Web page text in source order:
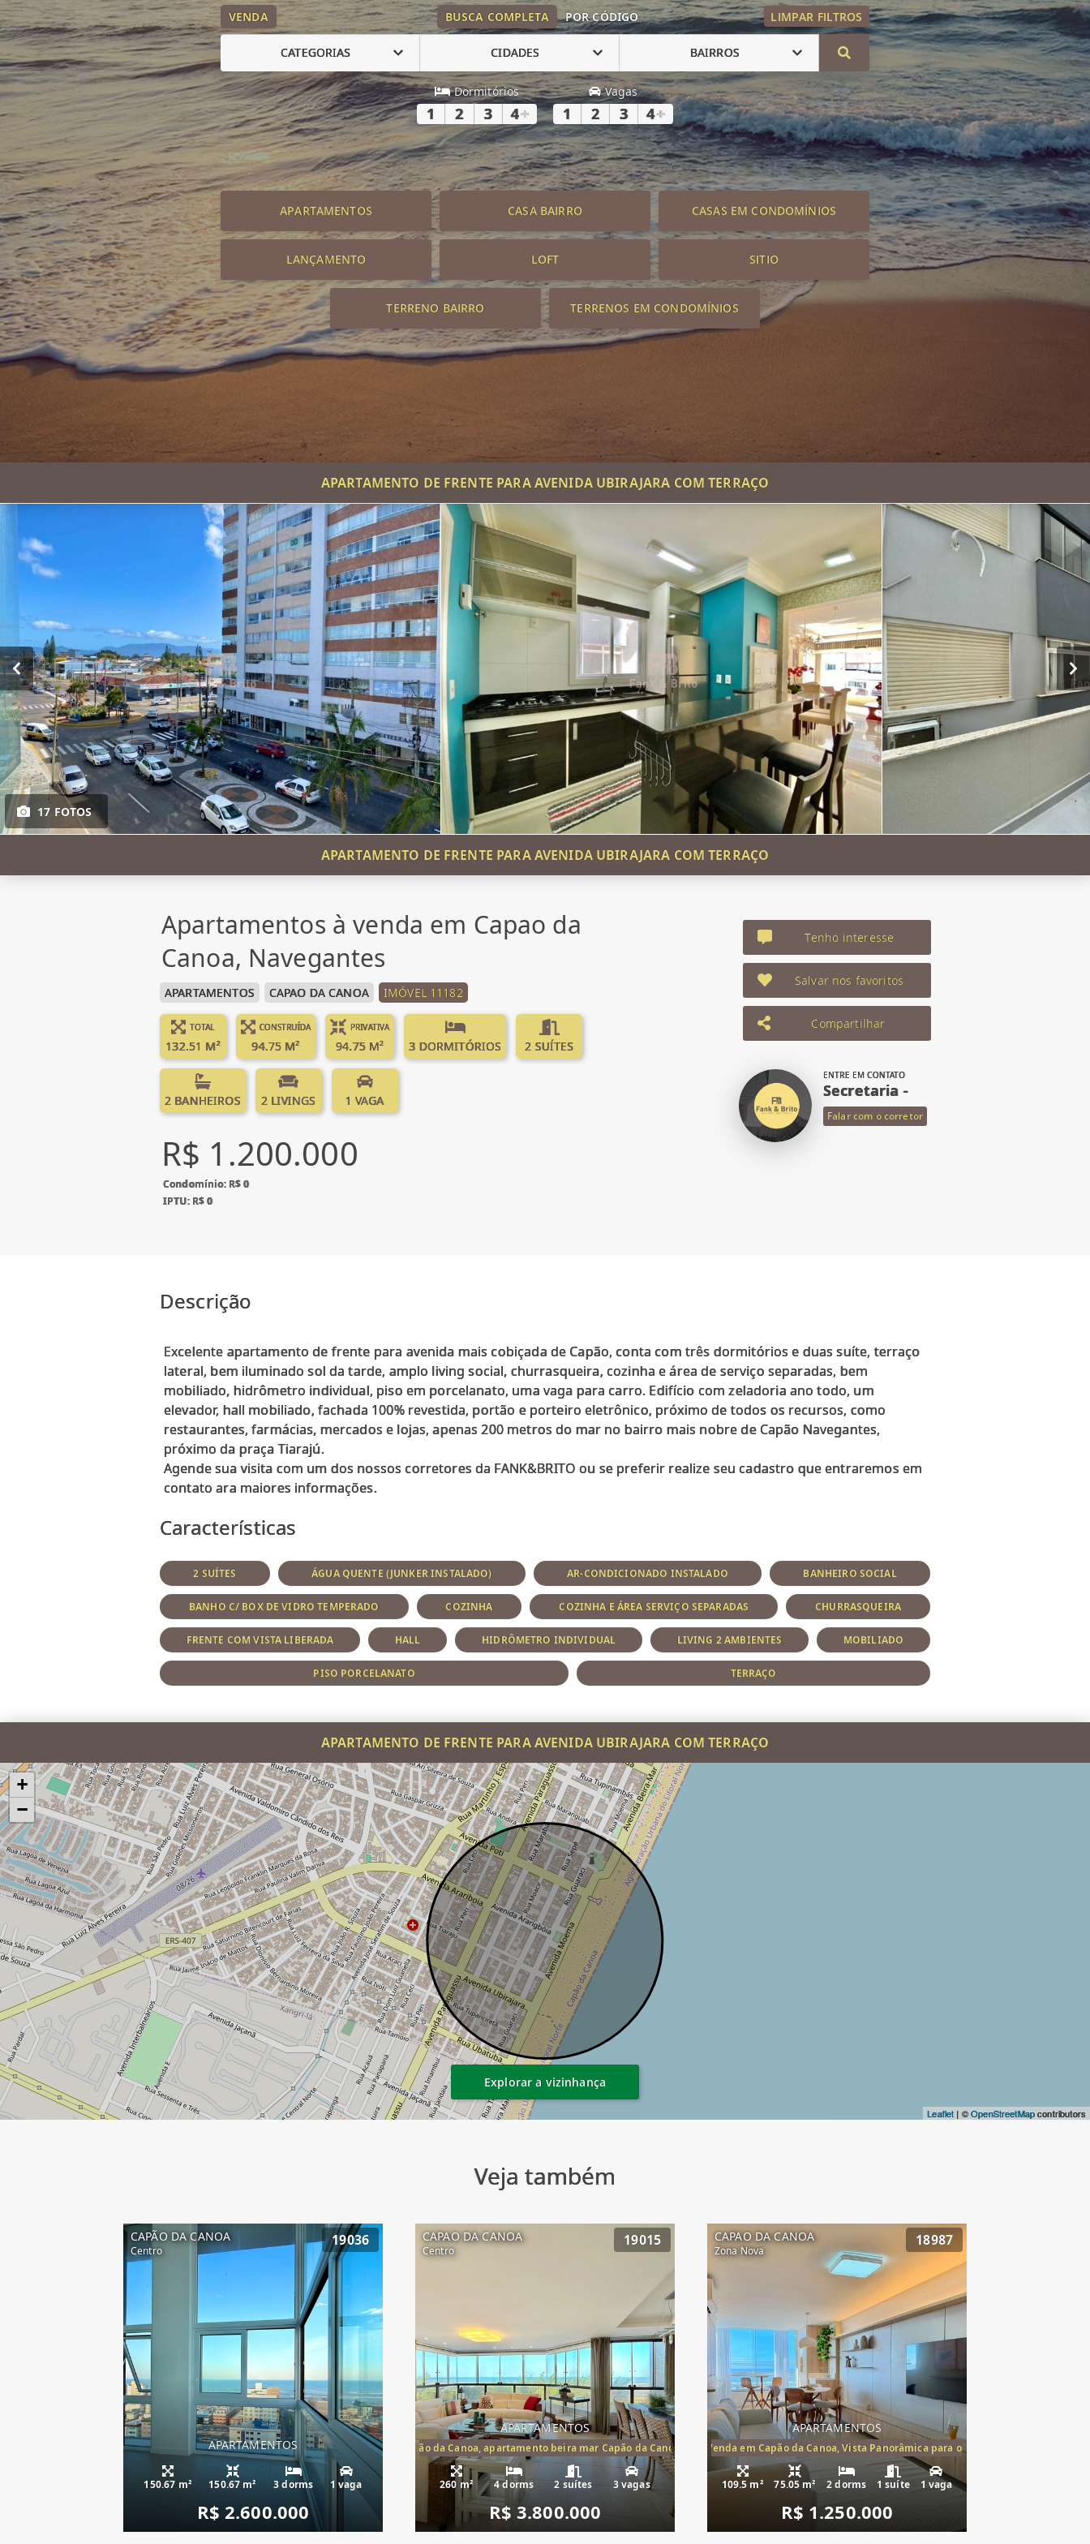
VENDA BUSCA COMPLETA POR CÓDIGO LIMPAR FILTROS
CATEGORIAS CIDADES BAIRROS
Dormitórios
1 2 3 4+
Vagas
1 2 3 4+
APARTAMENTOS CASA BAIRRO CASAS EM CONDOMÍNIOS
LANÇAMENTO LOFT SITIO
TERRENO BAIRRO TERRENOS EM CONDOMÍNIOS
APARTAMENTO DE FRENTE PARA AVENIDA UBIRAJARA COM TERRAÇO
17 FOTOS
APARTAMENTO DE FRENTE PARA AVENIDA UBIRAJARA COM TERRAÇO
Apartamentos à venda em Capao da
Canoa, Navegantes
APARTAMENTOS CAPAO DA CANOA IMÓVEL 11182
TOTAL
132.51 M²
CONSTRUÍDA
94.75 M²
PRIVATIVA
94.75 M² 3 DORMITÓRIOS 2 SUÍTES
2 BANHEIROS 2 LIVINGS 1 VAGA
R$ 1.200.000
Condomínio: R$ 0
IPTU: R$ 0
Tenho interesse
Salvar nos favoritos
Compartilhar
ENTRE EM CONTATO
Secretaria -
Falar com o corretor
Descrição
Excelente apartamento de frente para avenida mais cobiçada de Capão, conta com três dormitórios e duas suíte, terraço
lateral, bem iluminado sol da tarde, amplo living social, churrasqueira, cozinha e área de serviço separadas, bem
mobiliado, hidrômetro individual, piso em porcelanato, uma vaga para carro. Edifício com zeladoria ano todo, um
elevador, hall mobiliado, fachada 100% revestida, portão e porteiro eletrônico, próximo de todos os recursos, como
restaurantes, farmácias, mercados e lojas, apenas 200 metros do mar no bairro mais nobre de Capão Navegantes,
próximo da praça Tiarajú.
Agende sua visita com um dos nossos corretores da FANK&BRITO ou se preferir realize seu cadastro que entraremos em
contato ara maiores informações.
Características
2 SUÍTES ÁGUA QUENTE (JUNKER INSTALADO) AR-CONDICIONADO INSTALADO BANHEIRO SOCIAL
BANHO C/ BOX DE VIDRO TEMPERADO COZINHA COZINHA E ÁREA SERVIÇO SEPARADAS CHURRASQUEIRA
FRENTE COM VISTA LIBERADA HALL HIDRÔMETRO INDIVIDUAL LIVING 2 AMBIENTES MOBILIADO
PISO PORCELANATO TERRAÇO
APARTAMENTO DE FRENTE PARA AVENIDA UBIRAJARA COM TERRAÇO
+
−
Leaflet | ©OpenStreetMapcontributors
Explorar a vizinhança
Veja também
CAPÃO DA CANOA
Centro
19036
APARTAMENTOS
150.67 m² 150.67 m² 3 dorms 1 vaga
R$ 2.600.000
CAPAO DA CANOA
Centro
19015
APARTAMENTOS
apartamento frente mar Capão da Canoa, apartamento beira mar Capão da Canoa, apartamento à venda Cap
260 m² 4 dorms 2 suítes 3 vagas
R$ 3.800.000
CAPAO DA CANOA
Zona Nova
18987
APARTAMENTOS
Apartamento Beira-Mar à Venda em Capão da Canoa, Vista Panorâmica para o Mar, 2
109.5 m² 75.05 m² 2 dorms 1 suíte 1 vaga
R$ 1.250.000